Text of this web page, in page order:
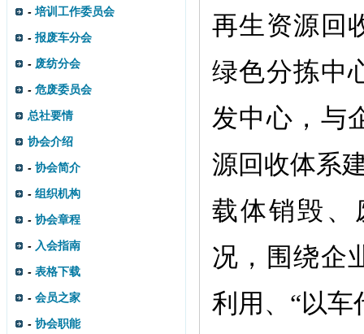
-培训工作委员会
- 报废车分会
- 废纺分会
- 危废委员会
总社要情
协会介绍
- 协会简介
- 组织机构
- 协会章程
- 入会指南
- 表格下载
- 会员之家
- 协会职能
再生资源回
绿色分拣中
发中心，与
源回收体系
载体销毁、
况，围绕企
利用、“以车